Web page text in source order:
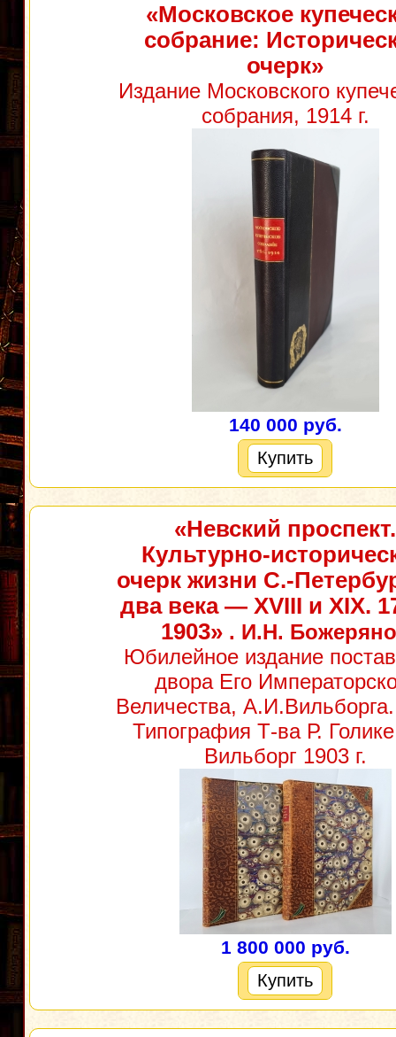
«Московское
собрание:
очерк»
Издание Московского
собрания, 1914 г.
140 000 руб.
Купить
«Невский проспект.
Культурно-
очерк жизни С.-
два века — XVIII и XIX.
1903». И.Н.
Юбилейное издание
двора Его
Величества,
Типография Т-ва Р.
Вильборг 1903 г.
1 800 000 руб.
Купить